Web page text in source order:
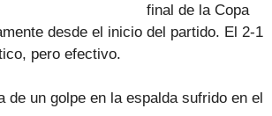
final de la Copa
desde el inicio del partido. El 2-1
pero efectivo.
un golpe en la espalda sufrido en el